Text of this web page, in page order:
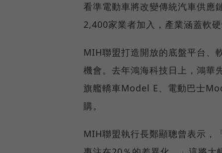
看準電動車將改變傳統汽車供應
2,400家業者加入，產業涵蓋軟硬
MIH聯盟打造開放的底盤平台、
機會。去年鴻海科技日上，鴻華
旗艦轎車Model E、電動巴士
購。
MIH聯盟執行長鄭顯聰曾表示，